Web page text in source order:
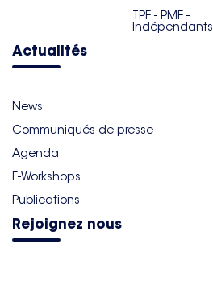
TPE - PME -
Indépendants
Actualités
News
Communiqués de presse
Agenda
E-Workshops
Publications
Rejoignez nous